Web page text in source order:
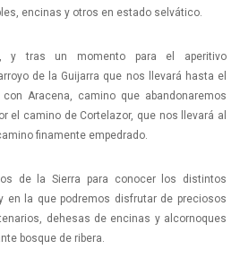
encinas y otros en estado selvático.
y tras un momento para el aperitivo
de la Guijarra que nos llevará hasta el
Aracena, camino que abandonaremos
el camino de Cortelazor, que nos llevará al
finamente empedrado.
de la Sierra para conocer los distintos
en la que podremos disfrutar de preciosos
dehesas de encinas y alcornoques
bosque de ribera.